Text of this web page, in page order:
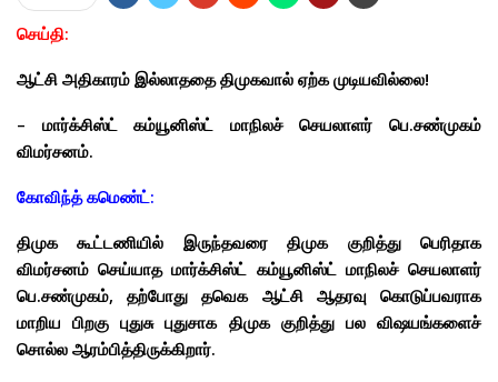
செய்தி:
ஆட்சி அதிகாரம் இல்லாததை திமுகவால் ஏற்க முடியவில்லை!
– மார்க்சிஸ்ட் கம்யூனிஸ்ட் மாநிலச் செயலாளர் பெ.சண்முகம்
விமர்சனம்.
கோவிந்த் கமெண்ட்:
திமுக கூட்டணியில் இருந்தவரை திமுக குறித்து பெரிதாக
விமர்சனம் செய்யாத மார்க்சிஸ்ட் கம்யூனிஸ்ட் மாநிலச் செயலாளர்
பெ.சண்முகம், தற்போது தவெக ஆட்சி ஆதரவு கொடுப்பவராக
மாறிய பிறகு புதுசு புதுசாக திமுக குறித்து பல விஷயங்களைச்
சொல்ல ஆரம்பித்திருக்கிறார்.